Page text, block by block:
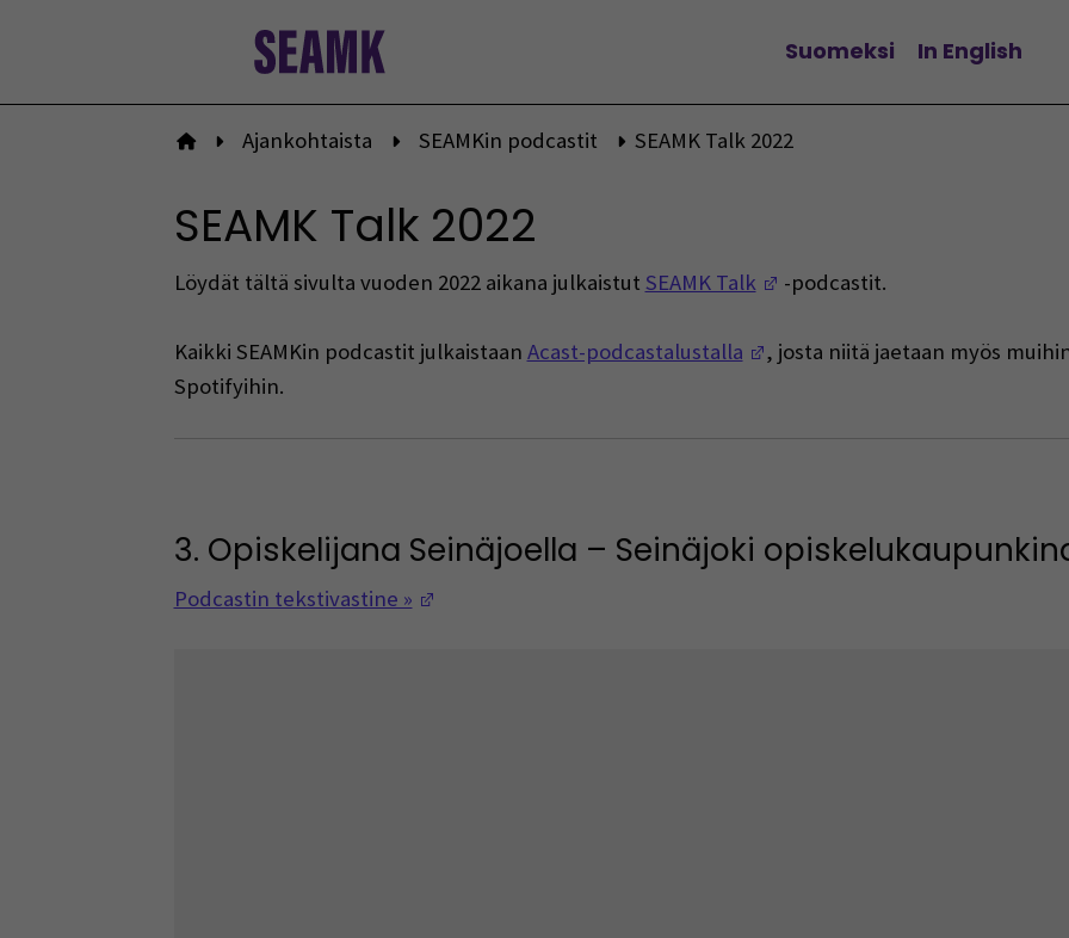
Vaihda kieltä
Suomeksi In English
Etusivulle
Ajankohtaista SEAMKin podcastit SEAMK Talk 2022
SEAMK Talk 2022
Löydät tältä sivulta vuoden 2022 aikana julkaistut SEAMK Talk (Avautuu uuteen ikkunaan)
-podcastit.
Kaikki SEAMKin podcastit julkaistaan Acast-podcastalustalla (Avautuu uuteen ikkunaan)
, josta niitä jaetaan myös
Spotifyihin.
3. Opiskelijana Seinäjoella – Seinäjoki opiskelukaupunkina
Podcastin tekstivastine »